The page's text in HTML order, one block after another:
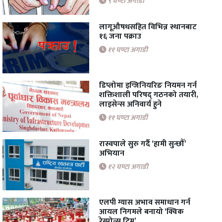
लागूऔषधसहित विभिन्न स्थानबाट
१६ जना पक्राउ
११ घण्टा अगाडी
डिप्लोमा इन्जिनियरिङ नियमन गर्न
शक्तिशाली परिषद् गठनको तयारी,
लाइसेन्स अनिवार्य हुने
११ घण्टा अगाडी
रास्वपाले सुरु गर्दै ‘हामी सुन्छौँ’
अभियान
१२ घण्टा अगाडी
एलपी ग्यास अभाव समाधान गर्न
आयल निगमले बनायो ‘क्विक